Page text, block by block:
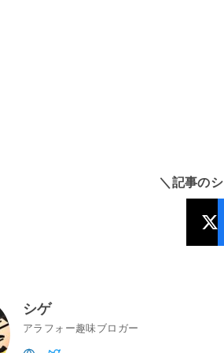
＼記事の
シゲ
アラフォー趣味ブロガー